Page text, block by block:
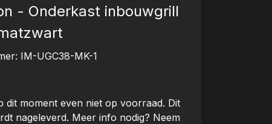
- Onderkast inbouwgrill
IM-UGC38-MK-1
dit moment even niet op voorraad. Dit
nageleverd. Meer info nodig? Neem